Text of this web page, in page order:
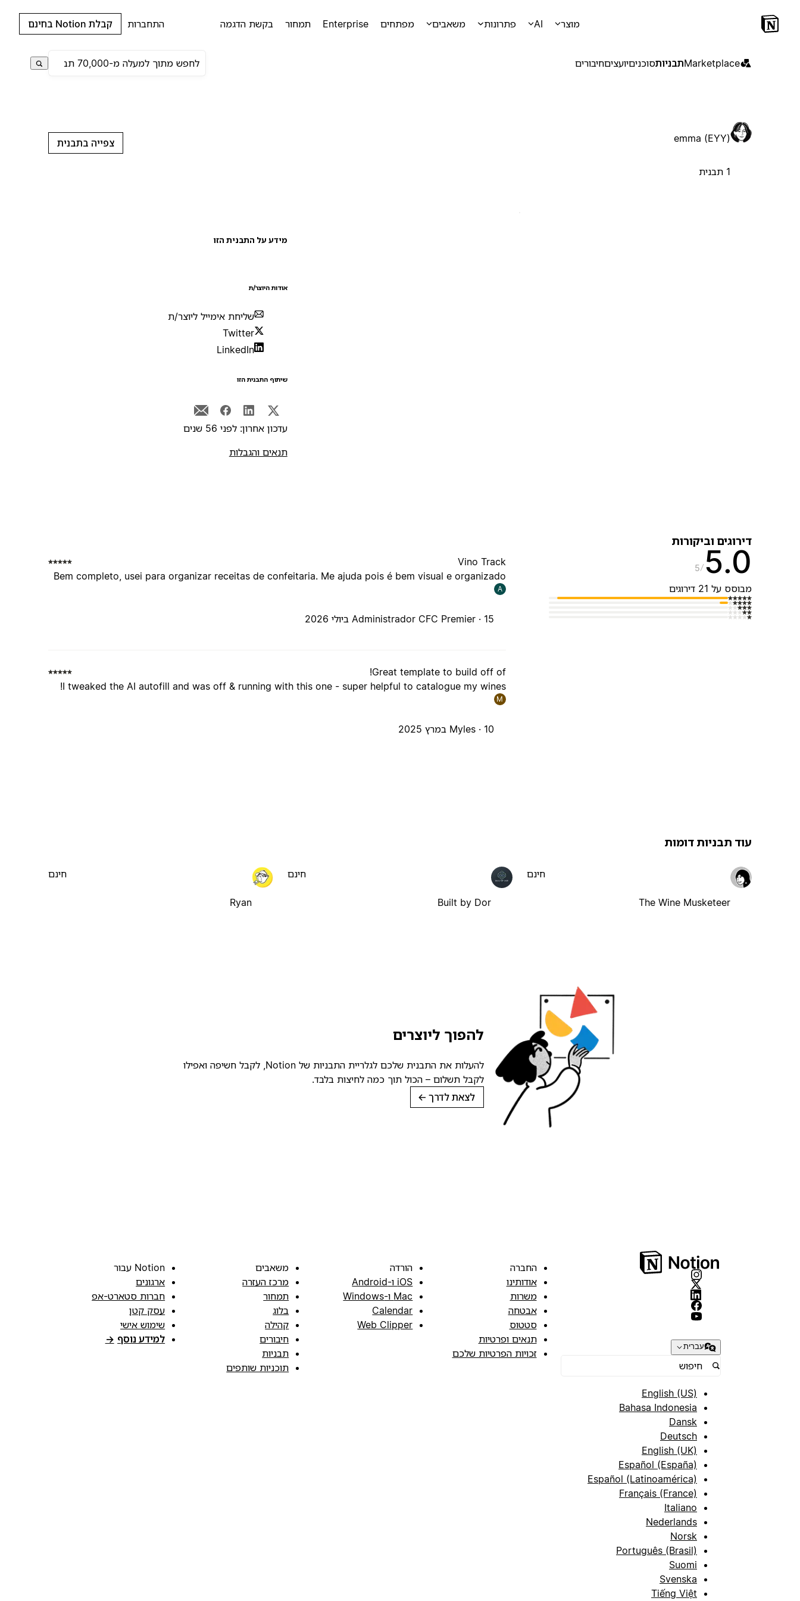
מוצר AI פתרונות משאבים מפתחים Enterprise תמחור בקשת הדגמה התחברות קבלת Notion בחינם
Marketplaceתבניותסוכניםיועציםחיבורים
emma (EYY)
1 תבנית
צפייה בתבנית
מידע על התבנית הזו
אודות היוצר/ת
שליחת אימייל ליוצר/ת
Twitter
LinkedIn
שיתוף התבנית הזו
עדכון אחרון: לפני 56 שנים
תנאים והגבלות
דירוגים וביקורות
5.0
5
מבוסס על 21 דירוגים
Vino Track
Bem completo, usei para organizar receitas de confeitaria. Me ajuda pois é bem visual e organizado
A
Administrador CFC Premier · 15 ביולי 2026
Great template to build off of!
I tweaked the AI autofill and was off & running with this one - super helpful to catalogue my wines!
M
Myles · 10 במרץ 2025
עוד תבניות דומות
The Wine Musketeer
חינם
Built by Dor
חינם
Ryan
חינם
להפוך ליוצרים
להעלות את התבנית שלכם לגלריית התבניות של Notion, לקבל חשיפה ואפילו
לקבל תשלום – הכול תוך כמה לחיצות בלבד.
לצאת לדרך →
עברית
English (US)
Bahasa Indonesia
Dansk
Deutsch
English (UK)
Español (España)
Español (Latinoamérica)
Français (France)
Italiano
Nederlands
Norsk
Português (Brasil)
Suomi
Svenska
Tiếng Việt
החברה
אודותינו
משרות
אבטחה
סטטוס
תנאים ופרטיות
זכויות הפרטיות שלכם
הורדה
iOS ו-Android
Mac ו-Windows
Calendar
Web Clipper
משאבים
מרכז העזרה
תמחור
בלוג
קהילה
חיבורים
תבניות
תוכניות שותפים
Notion עבור
ארגונים
חברות סטארט-אפ
עסק קטן
שימוש אישי
למידע נוסף →